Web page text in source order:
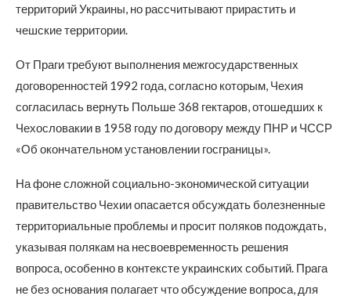
территорий Украины, но рассчитывают прирастить и
чешские территории.
От Праги требуют выполнения межгосударственных
договоренностей 1992 года, согласно которым, Чехия
согласилась вернуть Польше 368 гектаров, отошедших к
Чехословакии в 1958 году по договору между ПНР и ЧССР
«Об окончательном установлении госграницы».
На фоне сложной социально-экономической ситуации
правительство Чехии опасается обсуждать болезненные
территориальные проблемы и просит поляков подождать,
указывая полякам на несвоевременность решения
вопроса, особенно в контексте украинских событий. Прага
не без основания полагает что обсуждение вопроса, для